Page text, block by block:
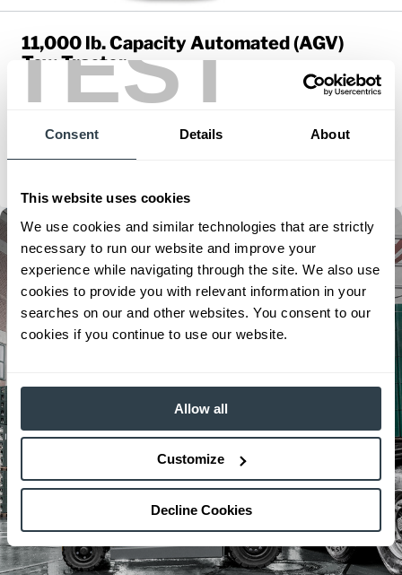
TEST
Consent Details About
This website uses cookies
We use cookies and similar technologies that are strictly
necessary to run our website and improve your
experience while navigating through the site. We also use
cookies to provide you with relevant information in your
searches on our and other websites. You consent to our
cookies if you continue to use our website.
Allow all
Customize
Decline Cookies
11,000 lb. Capacity Automated (AGV)
Tow Tractor
EZS 350a NA
Load Capacity:
11000 - 11000 lb
Max Lift Height: